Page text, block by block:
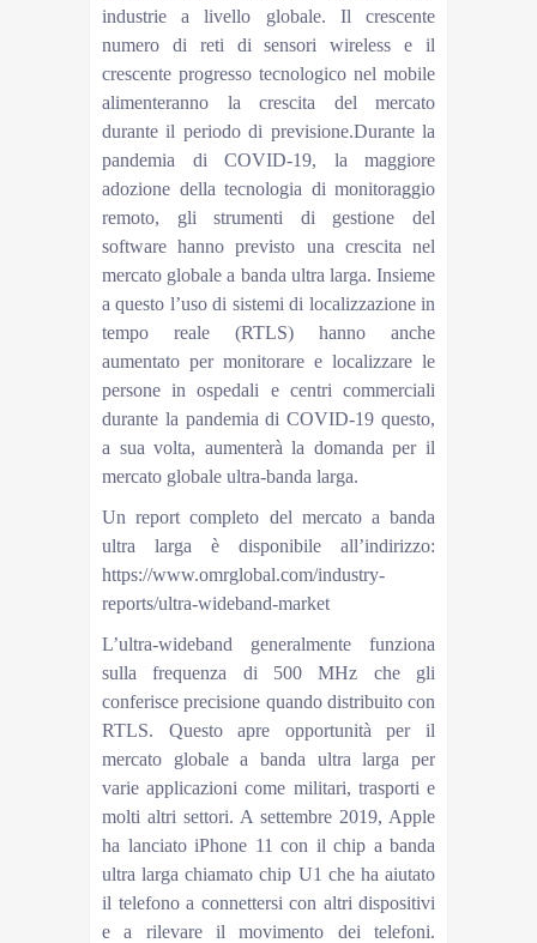
industrie a livello globale. Il crescente
numero di reti di sensori wireless e il
crescente progresso tecnologico nel mobile
alimenteranno la crescita del mercato
durante il periodo di previsione.Durante la
pandemia di COVID-19, la maggiore
adozione della tecnologia di monitoraggio
remoto, gli strumenti di gestione del
software hanno previsto una crescita nel
mercato globale a banda ultra larga. Insieme
a questo l’uso di sistemi di localizzazione in
tempo reale (RTLS) hanno anche
aumentato per monitorare e localizzare le
persone in ospedali e centri commerciali
durante la pandemia di COVID-19 questo,
a sua volta, aumenterà la domanda per il
mercato globale ultra-banda larga.
Un report completo del mercato a banda
ultra larga è disponibile all’indirizzo:
https://www.omrglobal.com/industry-
reports/ultra-wideband-market
L’ultra-wideband generalmente funziona
sulla frequenza di 500 MHz che gli
conferisce precisione quando distribuito con
RTLS. Questo apre opportunità per il
mercato globale a banda ultra larga per
varie applicazioni come militari, trasporti e
molti altri settori. A settembre 2019, Apple
ha lanciato iPhone 11 con il chip a banda
ultra larga chiamato chip U1 che ha aiutato
il telefono a connettersi con altri dispositivi
e a rilevare il movimento dei telefoni.